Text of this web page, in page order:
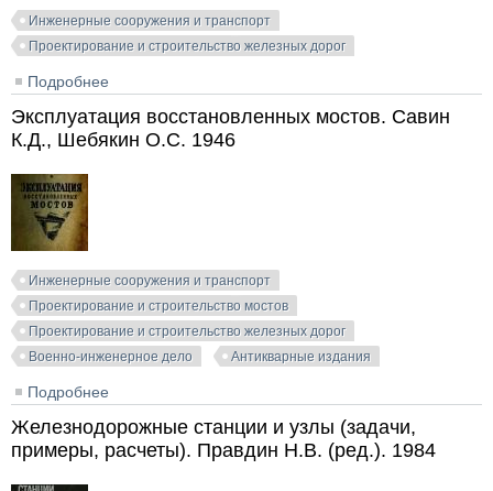
Инженерные сооружения и транспорт
Проектирование и строительство железных дорог
Подробнее
строителям БАМ). Шубин М.А. 1974
Эксплуатация восстановленных мостов. Савин
К.Д., Шебякин О.С. 1946
Инженерные сооружения и транспорт
Проектирование и строительство мостов
Проектирование и строительство железных дорог
Военно-инженерное дело
Антикварные издания
Подробнее
Железнодорожные станции и узлы (задачи,
примеры, расчеты). Правдин Н.В. (ред.). 1984